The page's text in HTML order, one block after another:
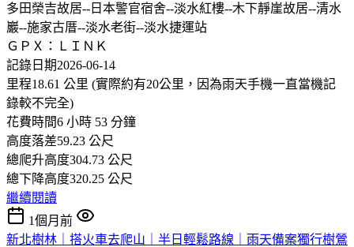
多田榮吉故居--日本警官宿舍--淡水紅樓--木下靜崖故居--清水
巖--施家古厝--淡水老街--淡水捷運站
ＧＰＸ：ＬＩＮＫ
記錄日期2026-06-14
里程18.61 公里 (實際約有20公里，因為雨天手機一直當機記
錄較不完全)
花費時間6 小時 53 分鐘
高度落差59.23 公尺
總爬升高度304.73 公尺
總下降高度320.25 公尺
繼續閱讀
1個月前
新北樹林｜搭火車去爬山｜半日輕鬆路線｜雨天備案獨行樹鶯